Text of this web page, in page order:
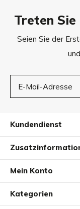
Treten
Seien Sie der
Kundendienst
Mein Konto
Kategorien